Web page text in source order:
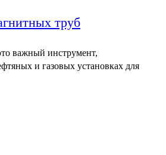
труб
важный инструмент,
и газовых установках для